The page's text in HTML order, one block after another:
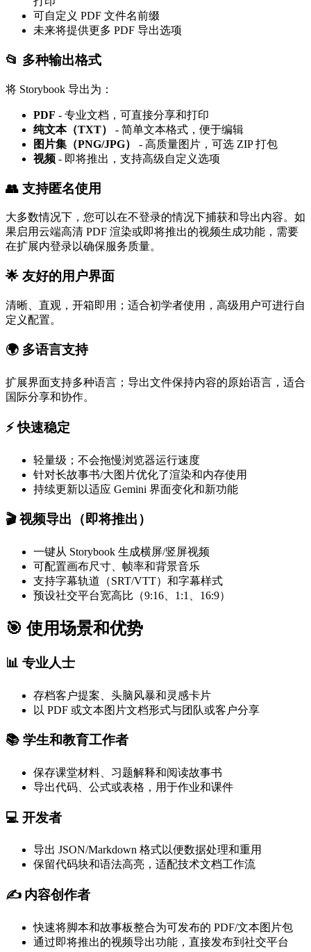
可自定义 PDF 文件名前缀
未来将提供更多 PDF 导出选项
📂 多种输出格式
将 Storybook 导出为：
PDF - 专业文档，可直接分享和打印
纯文本（TXT）
- 简单文本格式，便于编辑
图片集（PNG/JPG）
- 高质量图片，可选 ZIP 打包
视频 - 即将推出，支持高级自定义选项
👥 支持匿名使用
大多数情况下，您可以在不登录的情况下捕获和导出内容。如
果启用云端高清 PDF 渲染或即将推出的视频生成功能，需要
在扩展内登录以确保服务质量。
🌟 友好的用户界面
清晰、直观，开箱即用；适合初学者使用，高级用户可进行自
定义配置。
🌍 多语言支持
扩展界面支持多种语言；导出文件保持内容的原始语言，适合
国际分享和协作。
⚡ 快速稳定
轻量级；不会拖慢浏览器运行速度
针对长故事书/大图片优化了渲染和内存使用
持续更新以适应 Gemini 界面变化和新功能
🎬 视频导出（即将推出）
一键从 Storybook 生成横屏/竖屏视频
可配置画布尺寸、帧率和背景音乐
支持字幕轨道（SRT/VTT）和字幕样式
预设社交平台宽高比（9:16、1:1、16:9）
🎯 使用场景和优势
📊 专业人士
存档客户提案、头脑风暴和灵感卡片
以 PDF 或文本图片文档形式与团队或客户分享
📚 学生和教育工作者
保存课堂材料、习题解释和阅读故事书
导出代码、公式或表格，用于作业和课件
💻 开发者
导出 JSON/Markdown 格式以便数据处理和重用
保留代码块和语法高亮，适配技术文档工作流
✍️ 内容创作者
快速将脚本和故事板整合为可发布的 PDF/文本图片包
通过即将推出的视频导出功能，直接发布到社交平台